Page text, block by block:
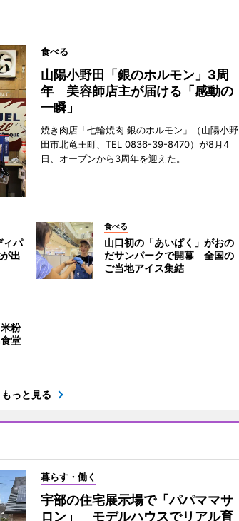
食べる
山陽小野田「銀のホルモン」3周
年 美容師店主が届ける「感動の
一瞬」
焼き肉店「七輪焼肉 銀のホルモン」（山陽小野
田市北竜王町、TEL 0836-39-8470）が8月4
日、オープンから3周年を迎えた。
ィパ
出
食べる
山口初の「あいぱく」がおの
だサンパークで開幕 全国の
ご当地アイス集結
粉
堂
もっと見る
暮らす・働く
宇部の住宅展示場で「パパママサ
ロン」 モデルハウスでリアル育